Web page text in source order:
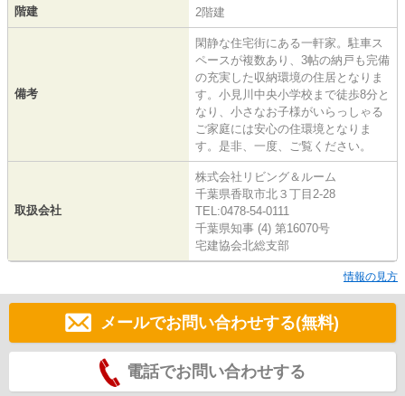
階建 2階建
備考
閑静な住宅街にある一軒家。駐車ス
ペースが複数あり、3帖の納戸も完備
の充実した収納環境の住居となりま
す。小見川中央小学校まで徒歩8分と
なり、小さなお子様がいらっしゃる
ご家庭には安心の住環境となりま
す。是非、一度、ご覧ください。
取扱会社
株式会社リビング＆ルーム
千葉県香取市北３丁目2-28
TEL:0478-54-0111
千葉県知事 (4) 第16070号
宅建協会北総支部
情報の見方
メールでお問い合わせする(無料)
電話でお問い合わせする